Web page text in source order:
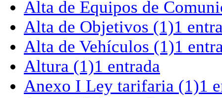
Alta de Equipos de
Alta de Objetivos (1)1
Alta de Vehículos (1)1
Altura (1)1 entrada
Anexo I Ley tarifaria (1)1